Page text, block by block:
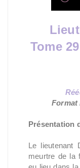
Tome
Format
Présentation
Le lieutenant
meurtre de la